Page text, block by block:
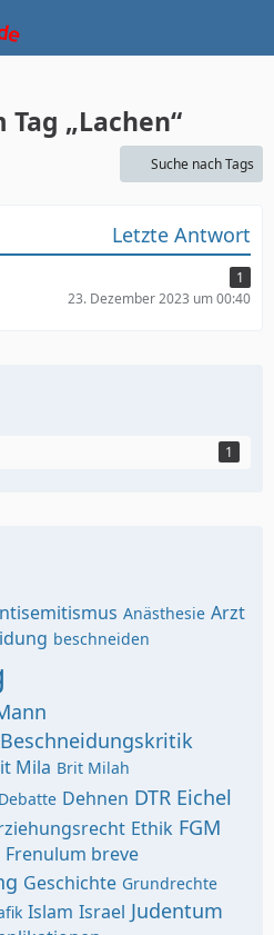
„Lachen“
Suche nach Tags
Letzte Antwort
1
23. Dezember 2023 um 00:40
1
Anästhesie Arzt
beschneiden
Beschneidungskritik
Mila Brit Milah
Debatte Dehnen DTR Eichel
Ethik FGM
Frenulum breve
Geschichte Grundrechte
Islam Israel Judentum